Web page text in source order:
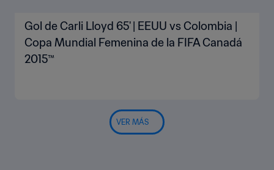
Gol de Carli Lloyd 65' | EEUU vs Colombia |
Copa Mundial Femenina de la FIFA Canadá
2015™
VER MÁS